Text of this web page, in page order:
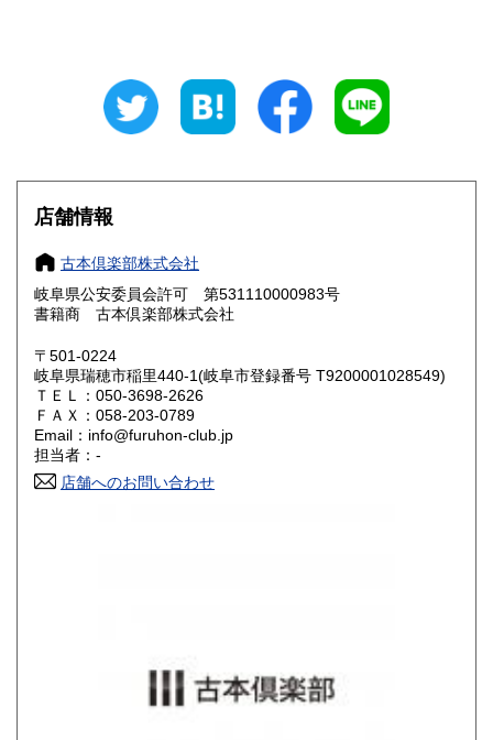
800円 三重県
大阪府
奈良県 800円
鳥取県 800円 島根県
岡山県
山口県 800円
香川県 800円
高知県 800円
1,200円
店舗情報
古本倶楽部株式会社
岐阜県公安委員会許可 第531110000983号
書籍商 古本倶楽部株式会社
〒501-0224
岐阜県瑞穂市稲里440-1(岐阜市登録番号 T9200001028549)
ＴＥＬ：050-3698-2626
ＦＡＸ：058-203-0789
Email：info@furuhon-club.jp
担当者：-
店舗へのお問い合わせ